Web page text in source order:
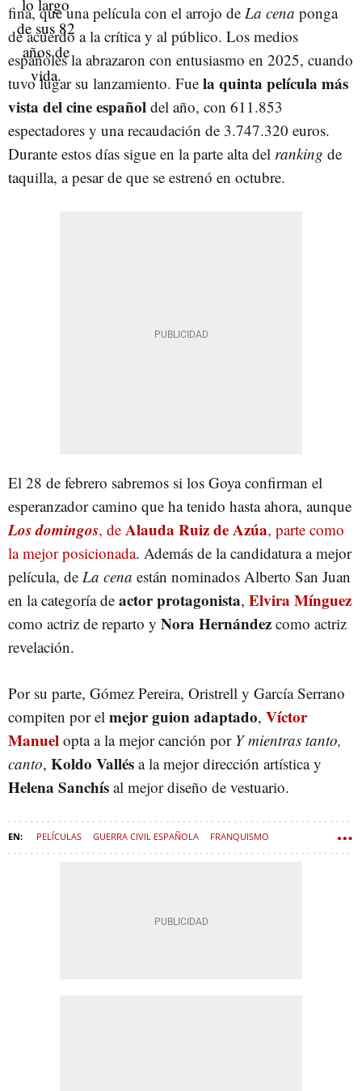
fina, que una película con el arrojo de La cena ponga
de acuerdo a la crítica y al público. Los medios
españoles la abrazaron con entusiasmo en 2025, cuando
tuvo lugar su lanzamiento. Fue la quinta película más
vista del cine español del año, con 611.853
espectadores y una recaudación de 3.747.320 euros.
Durante estos días sigue en la parte alta del ranking de
taquilla, a pesar de que se estrenó en octubre.
El 28 de febrero sabremos si los Goya confirman el
esperanzador camino que ha tenido hasta ahora, aunque
Los domingos, de Alauda Ruiz de Azúa, parte como
la mejor posicionada. Además de la candidatura a mejor
película, de La cena están nominados Alberto San Juan
en la categoría de actor protagonista, Elvira Mínguez
como actriz de reparto y Nora Hernández como actriz
revelación.
Por su parte, Gómez Pereira, Oristrell y García Serrano
compiten por el mejor guion adaptado, Víctor
Manuel opta a la mejor canción por Y mientras tanto,
canto, Koldo Vallés a la mejor dirección artística y
Helena Sanchís al mejor diseño de vestuario.
PELÍCULAS GUERRA CIVIL ESPAÑOLA FRANQUISMO